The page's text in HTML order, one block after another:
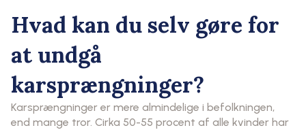
Hvad kan du selv gøre for
at undgå
karsprængninger?
Karsprængninger er mere almindelige i befolkningen,
end mange tror. Cirka 50-55 procent af alle kvinder har